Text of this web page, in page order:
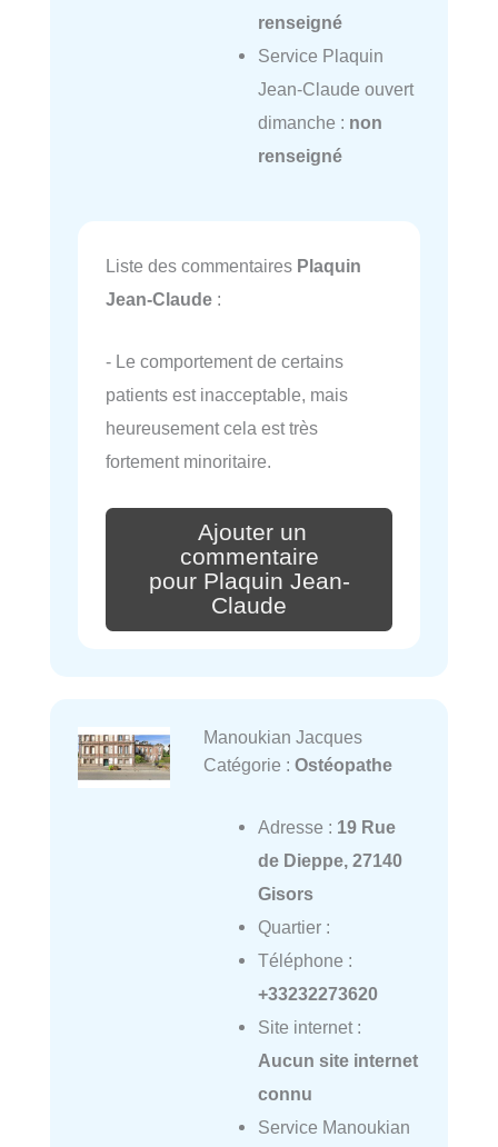
renseigné
Service Plaquin
Jean-Claude ouvert
dimanche : non
renseigné
Liste des commentaires Plaquin
Jean-Claude :
- Le comportement de certains
patients est inacceptable, mais
heureusement cela est très
fortement minoritaire.
Ajouter un
commentaire
pour Plaquin Jean-
Claude
Manoukian Jacques
Catégorie : Ostéopathe
Adresse : 19 Rue
de Dieppe, 27140
Gisors
Quartier :
Téléphone :
+33232273620
Site internet :
Aucun site internet
connu
Service Manoukian